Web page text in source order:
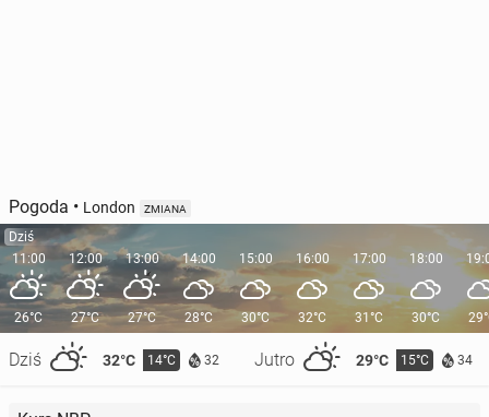
Pogoda • London ZMIANA
Dziś
11:00
26°C
Dziś 32°C 14°C 32 Jutro 29°C 15°C 34
12:00
27°C
13:00
27°C
14:00
28°C
15:00
30°C
16:00
32°C
17:00
31°C
18:00
30°C